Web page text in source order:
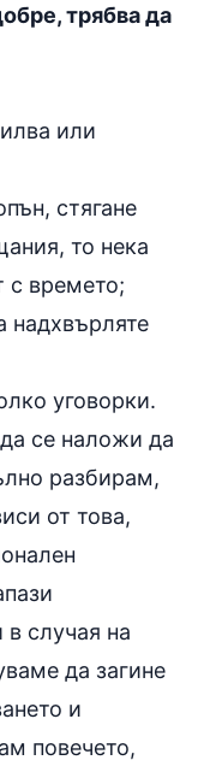
трябва да
или
стягане
то нека
с времето;
надхвърляте
уговорки.
се наложи да
разбирам,
от това,
случая на
да загине
и
повечето,